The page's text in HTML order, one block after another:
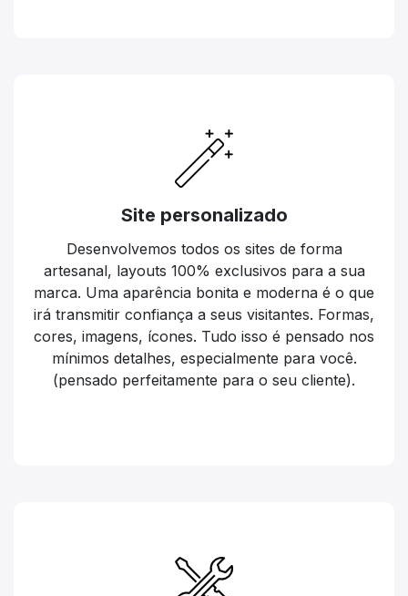
Site personalizado
Desenvolvemos todos os sites de forma
artesanal, layouts 100% exclusivos para a sua
marca. Uma aparência bonita e moderna é o que
irá transmitir confiança a seus visitantes. Formas,
cores, imagens, ícones. Tudo isso é pensado nos
mínimos detalhes, especialmente para você.
(pensado perfeitamente para o seu cliente).